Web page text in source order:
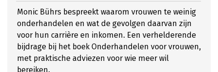
Monic Bührs bespreekt waarom vrouwen te weinig
onderhandelen en wat de gevolgen daarvan zijn
voor hun carrière en inkomen. Een verhelderende
bijdrage bij het boek Onderhandelen voor vrouwen,
met praktische adviezen voor wie meer wil
bereiken.